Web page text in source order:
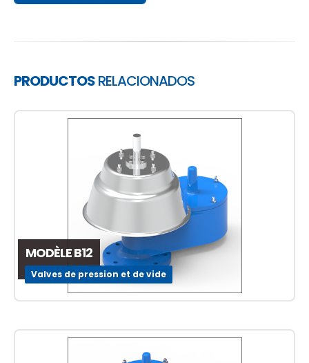
PRODUCTOSRELACIONADOS
MODÈLE B12
Valves de pression et de vide